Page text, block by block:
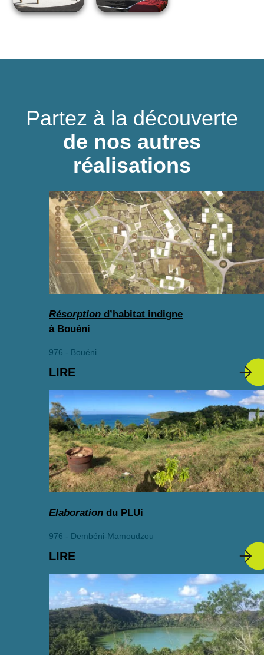
Partez à la découverte
de nos autres
réalisations
Résorption d’habitat indigne
à Bouéni
976 - Bouéni
LIRE
Elaboration du PLUi
976 - Dembéni-Mamoudzou
LIRE